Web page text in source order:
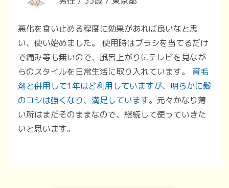
悪化を食い止める程度に効果があれば良いなと思
い、使い始めました。 使用時はブラシを当てるだけ
で痛み等も無いので、風呂上がりにテレビを見なが
らのスタイルを日常生活に取り入れています。 育毛
剤と併用して1年ほど利用していますが、明らかに髪
のコシは強くなり、満足しています。 元々かなり薄
い所はまだそのままなので、継続して使っていきた
いと思います。